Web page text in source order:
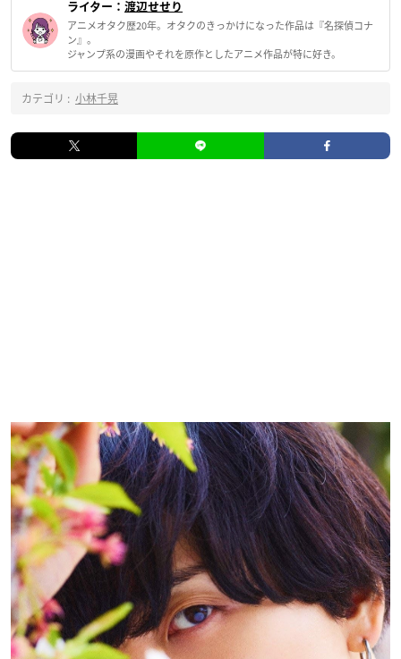
ライター： 渡辺せせり
アニメオタク歴20年。オタクのきっかけになった作品は『名探偵コナ
ン』。
ジャンプ系の漫画やそれを原作としたアニメ作品が特に好き。
カテゴリ : 小林千晃